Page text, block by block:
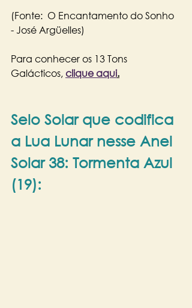
(Fonte:  O Encantamento do Sonho
- José Argüelles)
Para conhecer os 13 Tons
Galácticos, clique aqui.
Selo Solar que codifica
a Lua Lunar nesse Anel
Solar 38: Tormenta Azul
(19):